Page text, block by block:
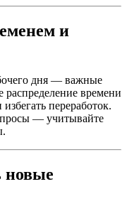
и
дня — важные
времени
переработок.
— учитывайте
новые